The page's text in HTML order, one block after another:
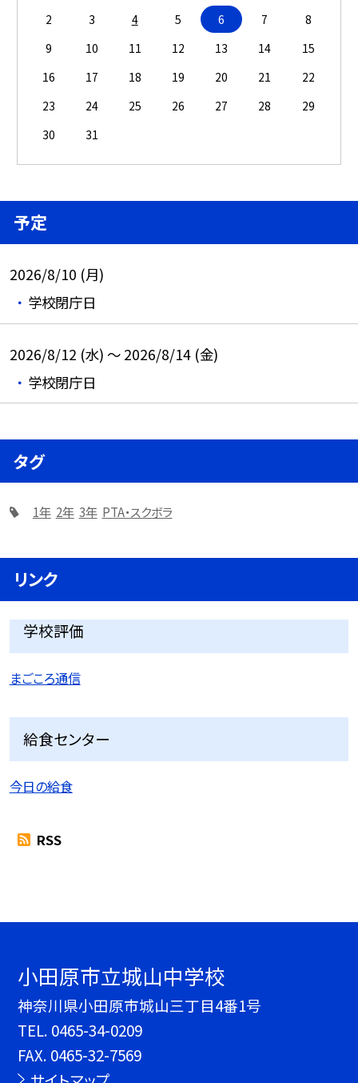
2
3 4 5 6 7
8
9
10 11 12 13 14
15
16
17 18 19 20 21
22
23
24 25 26 27 28
29
30
31
予定
2026/8/10 (月)
学校閉庁日
2026/8/12 (水) ～ 2026/8/14 (金)
学校閉庁日
タグ
1年 2年 3年 PTA・スクボラ
リンク
学校評価
まごころ通信
給食センター
今日の給食
RSS
小田原市立城山中学校
神奈川県小田原市城山三丁目4番1号
TEL. 0465-34-0209
FAX. 0465-32-7569